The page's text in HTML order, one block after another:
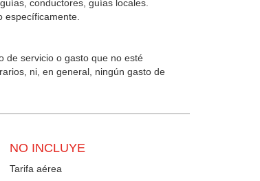
conductores, guías locales.
específicamente.
de servicio o gasto que no esté
ni, en general, ningún gasto de
NO INCLUYE
Tarifa aérea